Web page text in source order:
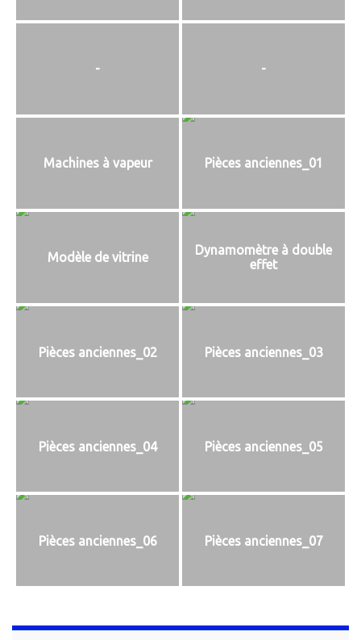
- -
Machines à vapeur Pièces anciennes_01
Modèle de vitrine
Dynamomètre à double
effet
Pièces anciennes_02 Pièces anciennes_03
Pièces anciennes_04 Pièces anciennes_05
Pièces anciennes_06 Pièces anciennes_07